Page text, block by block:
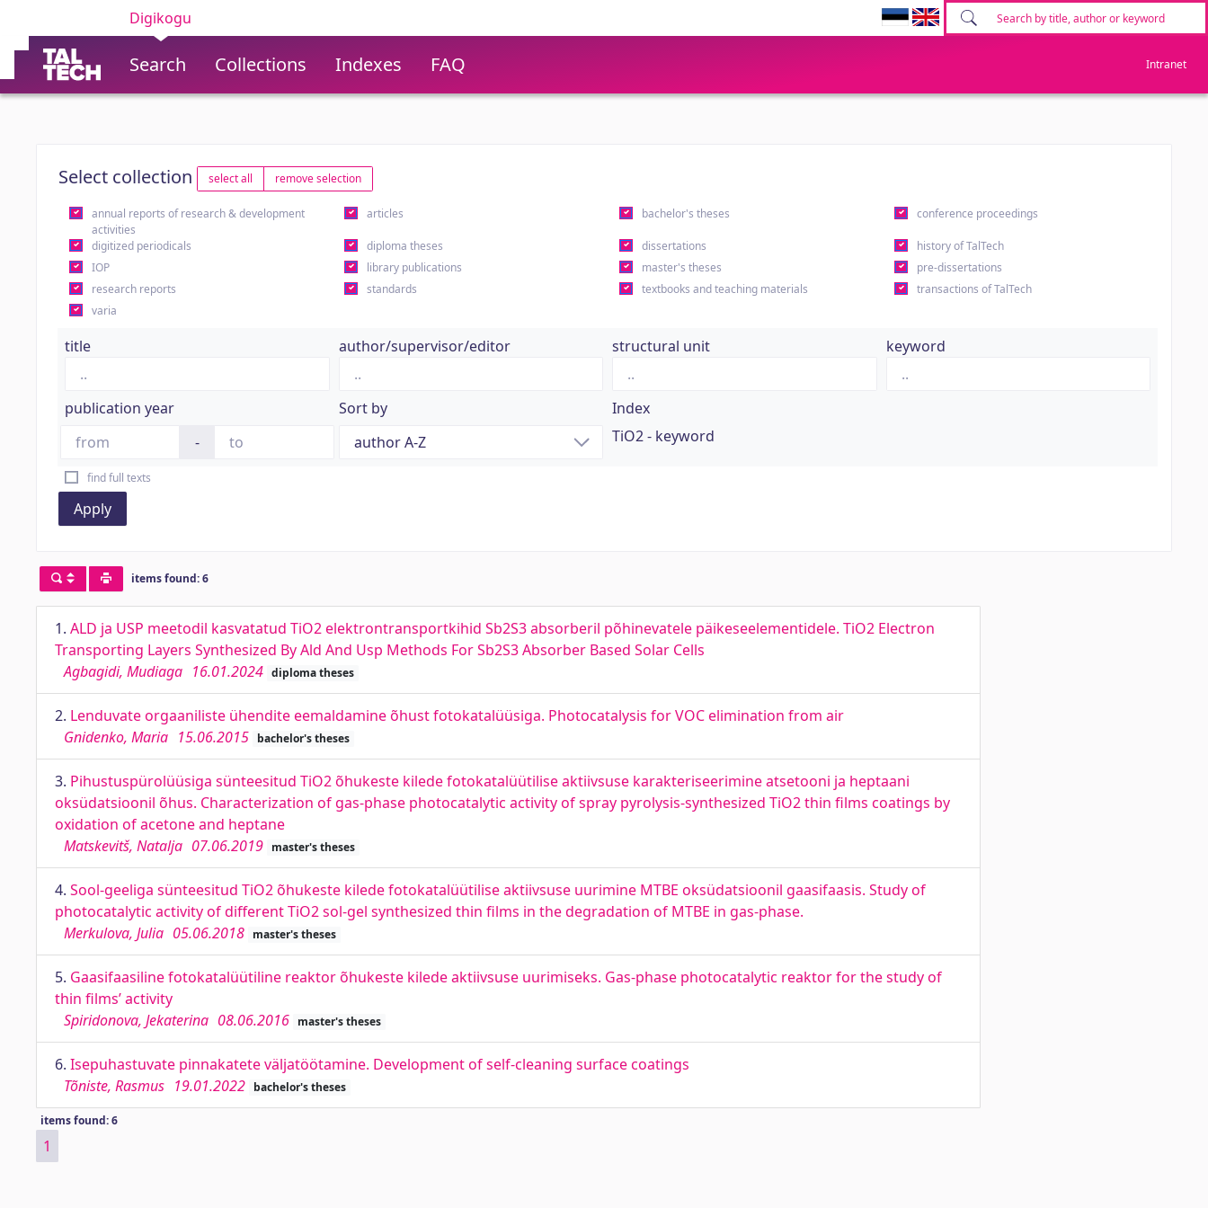
Digikogu
Search Collections Indexes FAQ Intranet
Select collection select all remove selection
annual reports of research & development
activities
articles bachelor's theses conference proceedings
digitized periodicals diploma theses dissertations
history of TalTech
IOP
library publications master's theses
pre-dissertations
research reports
standards textbooks and teaching materials
transactions of TalTech
varia
title author/supervisor/editor structural unit keyword
publication year
-
Sort by
Index
TiO2 - keyword
find full texts
Apply
items found: 6
1. ALD ja USP meetodil kasvatatud TiO2 elektrontransportkihid Sb2S3 absorberil põhinevatele päikeseelementidele. TiO2 Electron
Transporting Layers Synthesized By Ald And Usp Methods For Sb2S3 Absorber Based Solar Cells
Agbagidi, Mudiaga 16.01.2024 diploma theses
2. Lenduvate orgaaniliste ühendite eemaldamine õhust fotokatalüüsiga. Photocatalysis for VOC elimination from air
Gnidenko, Maria 15.06.2015 bachelor's theses
3. Pihustuspürolüüsiga sünteesitud TiO2 õhukeste kilede fotokatalüütilise aktiivsuse karakteriseerimine atsetooni ja heptaani
oksüdatsioonil õhus. Characterization of gas-phase photocatalytic activity of spray pyrolysis-synthesized TiO2 thin films coatings by
oxidation of acetone and heptane
Matskevitš, Natalja 07.06.2019 master's theses
4. Sool-geeliga sünteesitud TiO2 õhukeste kilede fotokatalüütilise aktiivsuse uurimine MTBE oksüdatsioonil gaasifaasis. Study of
photocatalytic activity of different TiO2 sol-gel synthesized thin films in the degradation of MTBE in gas-phase.
Merkulova, Julia 05.06.2018 master's theses
5. Gaasifaasiline fotokatalüütiline reaktor õhukeste kilede aktiivsuse uurimiseks. Gas-phase photocatalytic reaktor for the study of
thin films’ activity
Spiridonova, Jekaterina 08.06.2016 master's theses
6. Isepuhastuvate pinnakatete väljatöötamine. Development of self-cleaning surface coatings
Tõniste, Rasmus 19.01.2022 bachelor's theses
items found: 6
1